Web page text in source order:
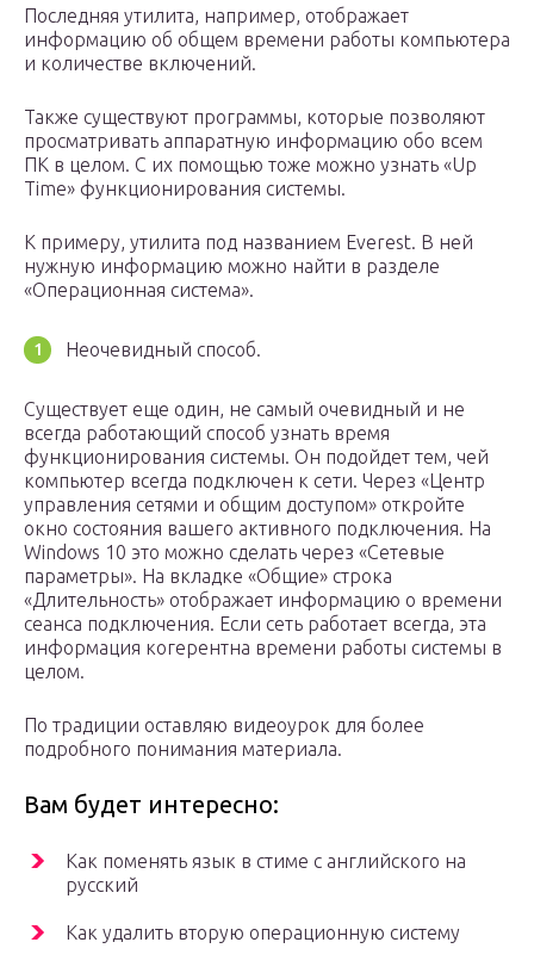
Последняя утилита, например, отображает
информацию об общем времени работы компьютера
и количестве включений.
Также существуют программы, которые позволяют
просматривать аппаратную информацию обо всем
ПК в целом. С их помощью тоже можно узнать «Up
Time» функционирования системы.
К примеру, утилита под названием Everest. В ней
нужную информацию можно найти в разделе
«Операционная система».
Неочевидный способ.
Существует еще один, не самый очевидный и не
всегда работающий способ узнать время
функционирования системы. Он подойдет тем, чей
компьютер всегда подключен к сети. Через «Центр
управления сетями и общим доступом» откройте
окно состояния вашего активного подключения. На
Windows 10 это можно сделать через «Сетевые
параметры». На вкладке «Общие» строка
«Длительность» отображает информацию о времени
сеанса подключения. Если сеть работает всегда, эта
информация когерентна времени работы системы в
целом.
По традиции оставляю видеоурок для более
подробного понимания материала.
Вам будет интересно:
Как поменять язык в стиме с английского на
русский
Как удалить вторую операционную систему